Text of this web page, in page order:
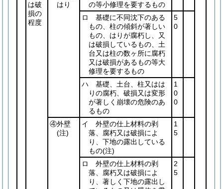
は破
損の
程度
はり
の等小修理を要するもの
ロ 基礎に不同沈下のある
もの、柱の傾斜が著しい
もの、はりが腐朽し、又
は破損しているもの、土
台又は柱の数ヶ所に腐朽
又は破損があるもの等大
修理を要するもの
5
0
ハ 基礎、土台、柱又はは
りの腐朽、破損又は変形
が著しく崩壊の危険のあ
るもの
1
0
0
④外壁
(注)
イ 外壁の仕上材料の剥
落、腐朽又は破損によ
り、下地の露出している
もの(注)
1
5
ロ 外壁の仕上材料の剥
落、腐朽又は破損によ
り、著しく下地の露出し
2
5